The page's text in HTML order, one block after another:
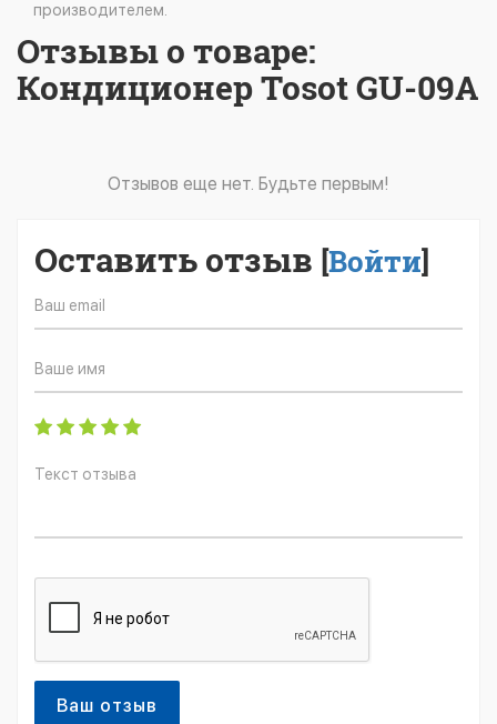
производителем.
Отзывы о товаре:
Кондиционер Tosot GU-09A
Отзывов еще нет. Будьте первым!
Оставить отзыв [Войти]
Ваш отзыв